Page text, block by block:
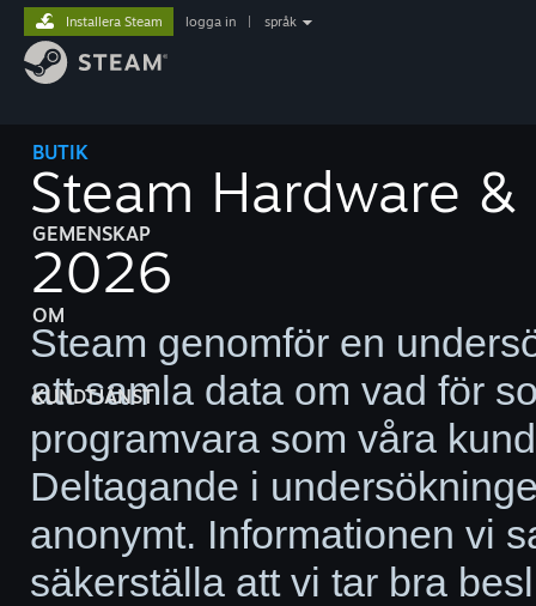
BUTIK
GEMENSKAP
OM
KUNDTJÄNST
Installera Steam logga in språk
Steam Hardware
2026
Steam genomför en
att samla data om vad för
programvara som våra
Deltagande i
anonymt. Informationen vi
säkerställa att vi tar bra